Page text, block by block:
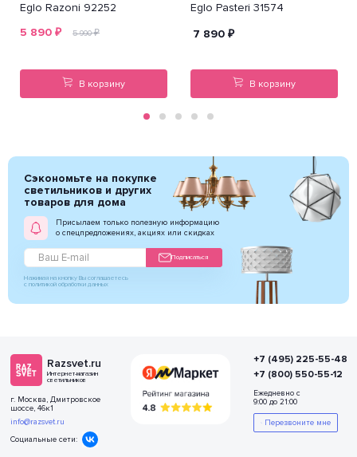
Eglo Razoni 92252
5 890 ₽ 5 990₽
В корзину
Eglo Pasteri 31574
7 890 ₽
В корзину
Сэкономьте на покупке
светильников и других
товаров для дома
Присылаем только полезную информацию
о спецпредложениях, акциях или скидках
Подписаться
Нажимая на кнопку Вы соглашаетесь
с политикой обработки данных
Razsvet.ru
Интернет-магазин
светильников
г. Москва, Дмитровское
шоссе, 46к1
info@razsvet.ru
Социальные сети:
+7 (495) 225-55-48
+7 (800) 550-55-12
Ежедневно с
9:00 до 21:00
Перезвоните мне